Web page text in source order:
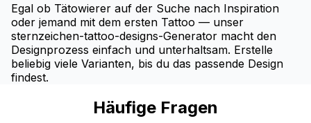
Egal ob Tätowierer auf der Suche nach Inspiration
oder jemand mit dem ersten Tattoo — unser
sternzeichen-tattoo-designs-Generator macht den
Designprozess einfach und unterhaltsam. Erstelle
beliebig viele Varianten, bis du das passende Design
findest.
Häufige Fragen